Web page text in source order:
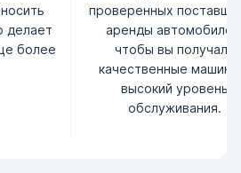
делает
более
проверенных
аренды
чтобы вы получали
качественные
высокий уровень
обслуживания.